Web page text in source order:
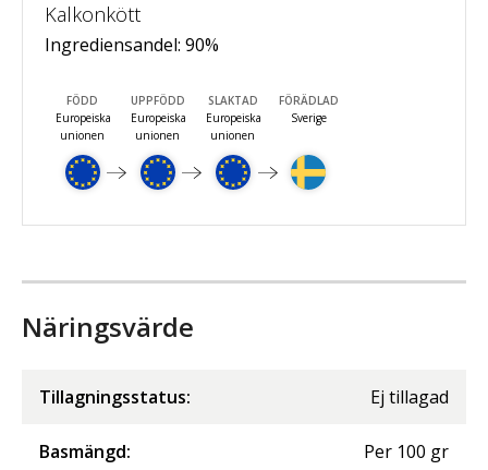
Kalkonkött
Ingrediensandel: 90%
FÖDD
Europeiska
unionen
UPPFÖDD
Europeiska
unionen
SLAKTAD
Europeiska
unionen
FÖRÄDLAD
Sverige
Näringsvärde
Tillagningsstatus: Ej tillagad
Basmängd: Per 100 gr